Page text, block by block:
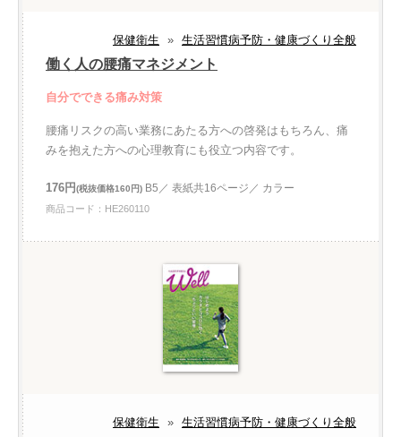
保健衛生 » 生活習慣病予防・健康づくり全般
働く人の腰痛マネジメント
自分でできる痛み対策
腰痛リスクの高い業務にあたる方への啓発はもちろん、痛
みを抱えた方への心理教育にも役立つ内容です。
176円(税抜価格160円) B5／ 表紙共16ページ／ カラー
商品コード：HE260110
保健衛生 » 生活習慣病予防・健康づくり全般